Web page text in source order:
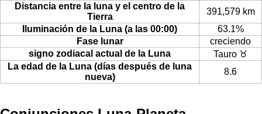
Distancia entre la luna y el centro de la
Tierra
391,579 km
Iluminación de la Luna (a las 00:00)
63.1%
Fase lunar
creciendo
signo zodiacal actual de la Luna
Tauro ♉
La edad de la Luna (días después de luna
nueva)
8.6